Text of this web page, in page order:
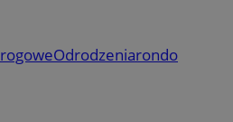
Odrodzeniarondo